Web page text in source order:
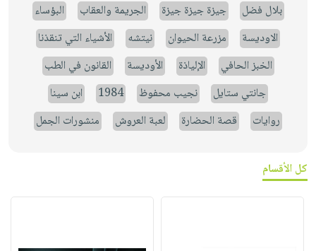
بلال فضل جيزة جيزة جيزة الجريمة والعقاب
البؤساء
الاوديسة
مزرعة الحيوان نيتشه
الأشياء التي تنقذنا
الخبز الحافي
الإلياذة الأوديسة
القانون في الطب
جانتي ستايل
نجيب محفوظ 1984
ابن سينا
روايات
قصة الحضارة لعبة العروش منشورات الجمل
كل الأقسام